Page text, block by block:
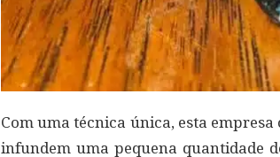
Com uma técnica única, esta
infundem uma pequena quantidade